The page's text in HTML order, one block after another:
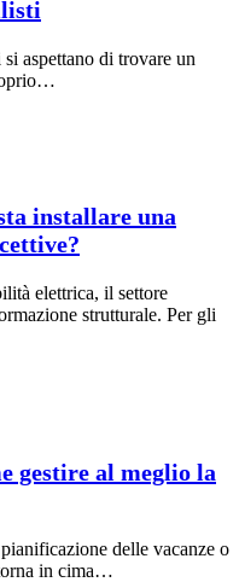
aspettano di trovare un
installare una
elettrica, il settore
strutturale. Per gli
gestire al meglio la
delle vacanze o
in cima…